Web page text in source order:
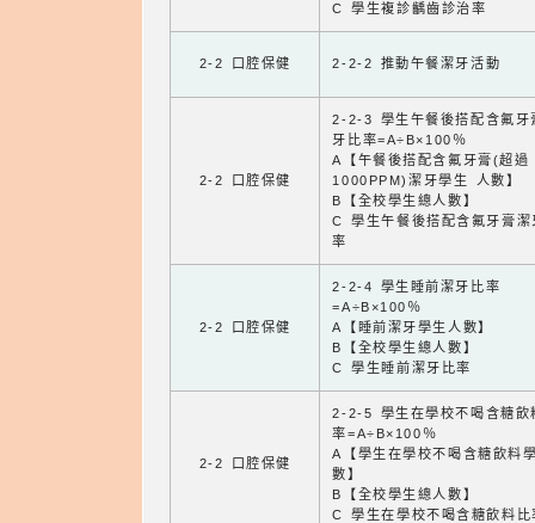
C 學生複診齲齒診治率
2-2 口腔保健 2-2-2 推動午餐潔牙活動
2-2 口腔保健
2-2-3 學生午餐後搭配含氟牙
牙比率=A÷B×100％
A【午餐後搭配含氟牙膏(超過
1000PPM)潔牙學生 人數】
B【全校學生總人數】
C 學生午餐後搭配含氟牙膏潔
率
2-2 口腔保健
2-2-4 學生睡前潔牙比率
=A÷B×100％
A【睡前潔牙學生人數】
B【全校學生總人數】
C 學生睡前潔牙比率
2-2 口腔保健
2-2-5 學生在學校不喝含糖飲
率=A÷B×100％
A【學生在學校不喝含糖飲料
數】
B【全校學生總人數】
C 學生在學校不喝含糖飲料比